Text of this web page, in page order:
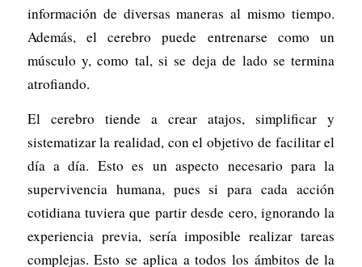
información de diversas maneras al mismo tiempo.
Además, el cerebro puede entrenarse como un
músculo y, como tal, si se deja de lado se termina
atrofiando.
El cerebro tiende a crear atajos, simplificar y
sistematizar la realidad, con el objetivo de facilitar el
día a día. Esto es un aspecto necesario para la
supervivencia humana, pues si para cada acción
cotidiana tuviera que partir desde cero, ignorando la
experiencia previa, sería imposible realizar tareas
complejas. Esto se aplica a todos los ámbitos de la